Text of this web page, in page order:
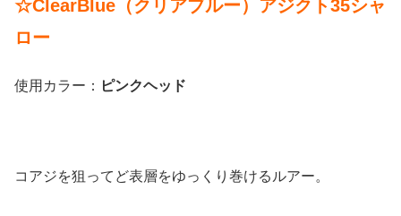
☆ClearBlue（クリアブルー）アジクト35シャ
ロー
使用カラー： ピンクヘッド
コアジを狙ってど表層をゆっくり巻けるルアー。